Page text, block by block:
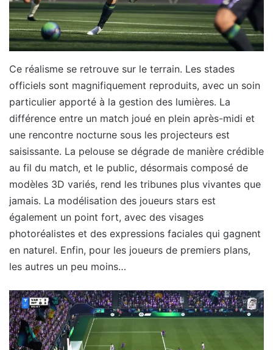
Ce réalisme se retrouve sur le terrain. Les stades
officiels sont magnifiquement reproduits, avec un soin
particulier apporté à la gestion des lumières. La
différence entre un match joué en plein après-midi et
une rencontre nocturne sous les projecteurs est
saisissante. La pelouse se dégrade de manière crédible
au fil du match, et le public, désormais composé de
modèles 3D variés, rend les tribunes plus vivantes que
jamais. La modélisation des joueurs stars est
également un point fort, avec des visages
photoréalistes et des expressions faciales qui gagnent
en naturel. Enfin, pour les joueurs de premiers plans,
les autres un peu moins…